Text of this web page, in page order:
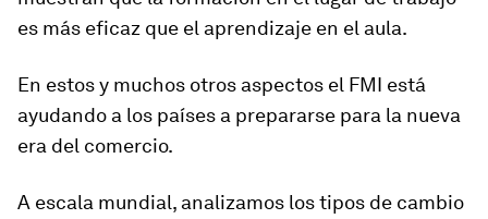
es más eficaz que el aprendizaje en el aula.
En estos y muchos otros aspectos el FMI está
ayudando a los países a prepararse para la nueva
era del comercio.
A escala mundial, analizamos los tipos de cambio